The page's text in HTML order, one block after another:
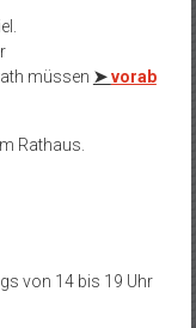
müssen ➤vorab
Rathaus.
von 14 bis 19 Uhr